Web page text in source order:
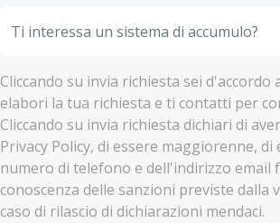
Cliccando su invia richiesta sei d'accordo
elabori la tua richiesta e ti contatti per
Cliccando su invia richiesta dichiari di
Privacy Policy, di essere maggiorenne,
numero di telefono e dell'indirizzo email
conoscenza delle sanzioni previste dalla
caso di rilascio di dichiarazioni mendaci.